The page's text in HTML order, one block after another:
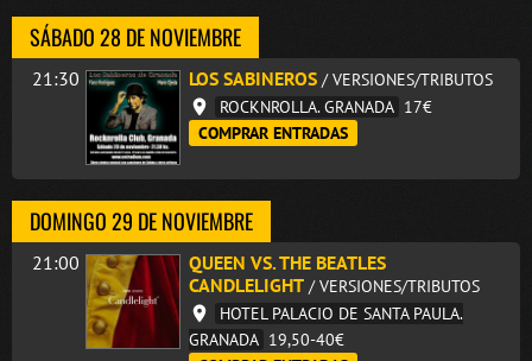
SÁBADO 28 DE NOVIEMBRE
21:30 LOS SABINEROS / VERSIONES/TRIBUTOS
ROCKNROLLA. GRANADA 17€
COMPRAR ENTRADAS
DOMINGO 29 DE NOVIEMBRE
21:00
QUEEN VS. THE BEATLES
CANDLELIGHT / VERSIONES/TRIBUTOS
HOTEL PALACIO DE SANTA PAULA.
GRANADA 19,50-40€